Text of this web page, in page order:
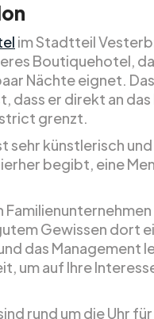
im Stadtteil
Boutiquehotel,
Nächte eignet.
dass er direkt an
grenzt.
sehr künstlerisch
begibt, eine
Gewissen dort
das Management
um auf Ihre
rund um die Uhr für